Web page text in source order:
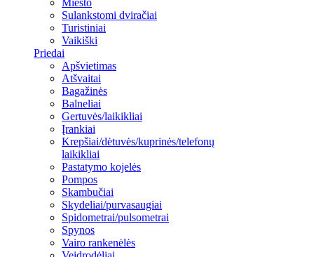
Miesto
Sulankstomi dviračiai
Turistiniai
Vaikiški
Priedai
Apšvietimas
Atšvaitai
Bagažinės
Balneliai
Gertuvės/laikikliai
Įrankiai
Krepšiai/dėtuvės/kuprinės/telefonų
laikikliai
Pastatymo kojelės
Pompos
Skambučiai
Skydeliai/purvasaugiai
Spidometrai/pulsometrai
Spynos
Vairo rankenėlės